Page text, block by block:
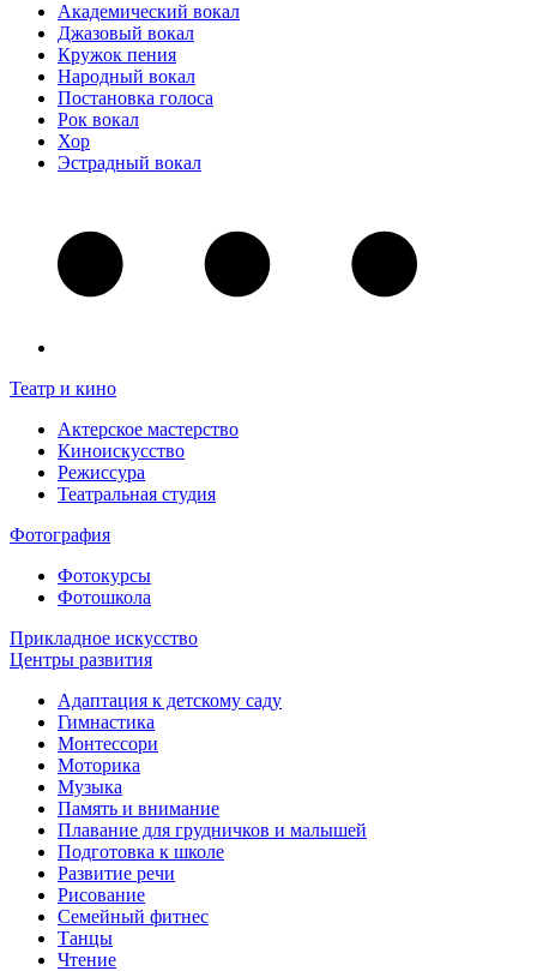
Академический вокал
Джазовый вокал
Кружок пения
Народный вокал
Постановка голоса
Рок вокал
Хор
Эстрадный вокал
Театр и кино
Актерское мастерство
Киноискусство
Режиссура
Театральная студия
Фотография
Фотокурсы
Фотошкола
Прикладное искусство
Центры развития
Адаптация к детскому саду
Гимнастика
Монтессори
Моторика
Музыка
Память и внимание
Плавание для грудничков и малышей
Подготовка к школе
Развитие речи
Рисование
Семейный фитнес
Танцы
Чтение